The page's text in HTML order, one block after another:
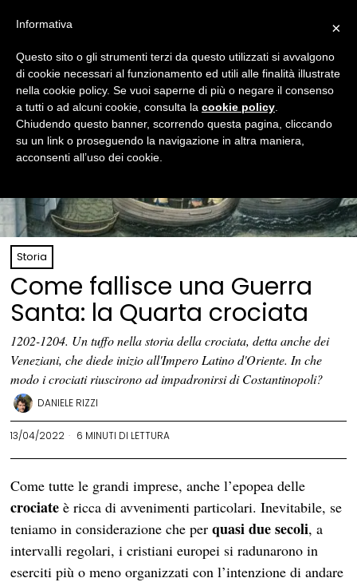
Storia
Come fallisce una Guerra
Santa: la Quarta crociata
1202-1204. Un tuffo nella storia della crociata, detta anche dei
Veneziani, che diede inizio all'Impero Latino d'Oriente. In che
modo i crociati riuscirono ad impadronirsi di Costantinopoli?
DANIELE RIZZI
13/04/2022 6 MINUTI DI LETTURA
Come tutte le grandi imprese, anche l’epopea delle
crociate è ricca di avvenimenti particolari. Inevitabile, se
teniamo in considerazione che perquasi due secoli, a
intervalli regolari, i cristiani europei si radunarono in
eserciti più o meno organizzati con l’intenzione di andare
×
Informativa
Questo sito o gli strumenti terzi da questo utilizzati si avvalgono
di cookie necessari al funzionamento ed utili alle finalità illustrate
nella cookie policy. Se vuoi saperne di più o negare il consenso
a tutti o ad alcuni cookie, consulta la cookie policy
Chiudendo questo banner, scorrendo questa pagina, cliccando
su un link o proseguendo la navigazione in altra maniera,
acconsenti all’uso dei cookie.